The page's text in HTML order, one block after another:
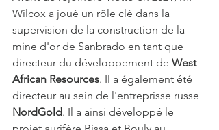
Wilcox a joué un rôle clé dans la
supervision de la construction de la
mine d'or de Sanbrado en tant que
directeur du développement de West
African Resources. Il a également été
directeur au sein de l'entreprisse russe
NordGold. Il a ainsi développé le